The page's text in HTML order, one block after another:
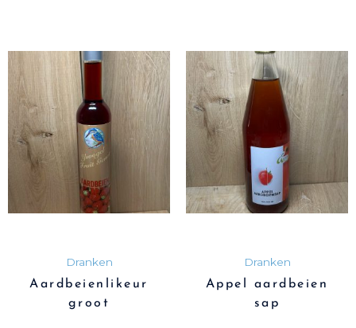
Dranken
Aardbeienlikeur
groot
Dranken
Appel aardbeien
sap